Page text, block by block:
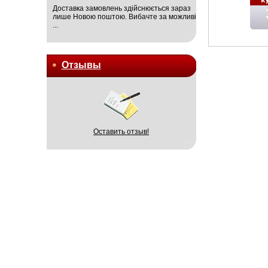
Доставка замовлень здійснюється зараз
лише Новою поштою. Вибачте за можливі
...
Отзывы
Оставить отзыв!